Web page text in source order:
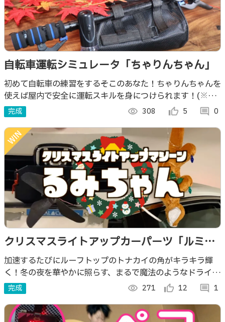
自転車運転シミュレータ「ちゃりんちゃん」
初めて自転車の練習をするそこのあなた！ちゃりんちゃんを
使えば屋内で安全に運転スキルを身につけられます！(※バ
ランス感覚を除く)
完成 visibility 308 thumb_up_alt 5 comment 0
クリスマスライトアップカーパーツ「ルミち
ゃん」
加速するたびにルーフトップのトナカイの角がキラキラ輝
く！冬の夜を華やかに照らす、まるで魔法のようなドライブ
体験をお届けします。
完成 visibility 271 thumb_up_alt 12 comment 1